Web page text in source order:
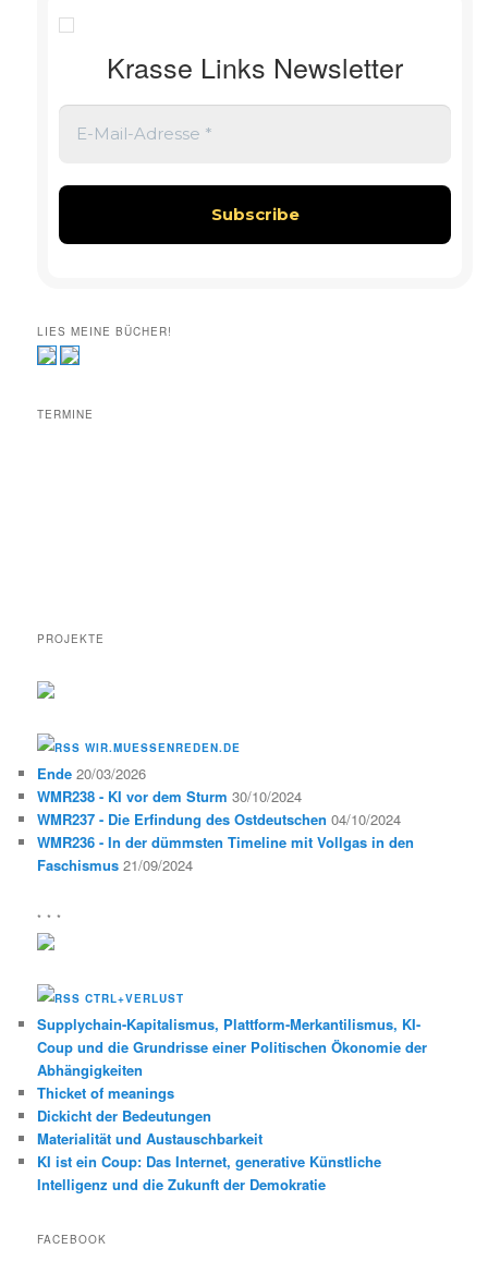
Krasse Links Newsletter
LIES MEINE BÜCHER!
TERMINE
PROJEKTE
WIR.MUESSENREDEN.DE
Ende 20/03/2026
WMR238 - KI vor dem Sturm 30/10/2024
WMR237 - Die Erfindung des Ostdeutschen 04/10/2024
WMR236 - In der dümmsten Timeline mit Vollgas in den
Faschismus 21/09/2024
* * *
CTRL+VERLUST
Supplychain-Kapitalismus, Plattform-Merkantilismus, KI-
Coup und die Grundrisse einer Politischen Ökonomie der
Abhängigkeiten
Thicket of meanings
Dickicht der Bedeutungen
Materialität und Austauschbarkeit
KI ist ein Coup: Das Internet, generative Künstliche
Intelligenz und die Zukunft der Demokratie
FACEBOOK